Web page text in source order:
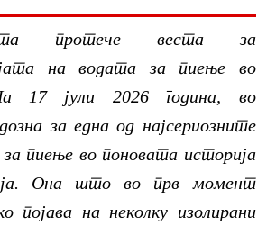
протече веста за
на водата за пиење во
17 јули 2026 година, во
за една од најсериозните
за пиење во поновата историја
Она што во прв момент
појава на неколку изолирани